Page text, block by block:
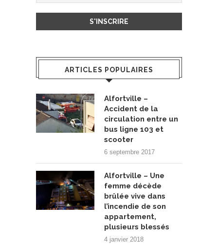
ARTICLES POPULAIRES
Alfortville –
Accident de la
circulation entre un
bus ligne 103 et
scooter
6 septembre 2017
Alfortville – Une
femme décède
brûlée vive dans
l’incendie de son
appartement,
plusieurs blessés
4 janvier 2018